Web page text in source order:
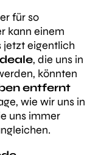
für so
kann einem
jetzt eigentlich
, die uns in
könnten
entfernt
wie wir uns in
uns immer